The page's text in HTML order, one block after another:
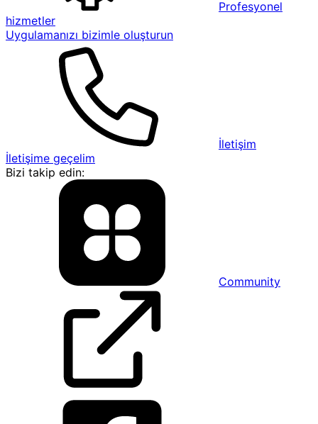
Profesyonel
hizmetler
Uygulamanızı bizimle oluşturun
İletişim
İletişime geçelim
Bizi takip edin:
Community